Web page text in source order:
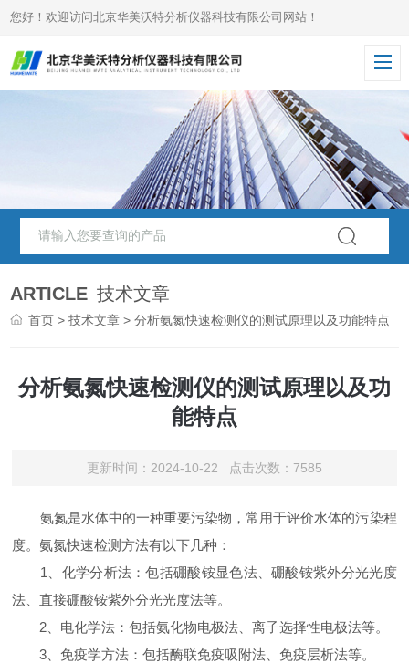
您好！欢迎访问北京华美沃特分析仪器科技有限公司网站！
ARTICLE 技术文章
首页 >技术文章 > 分析氨氮快速检测仪的测试原理以及功能特点
分析氨氮快速检测仪的测试原理以及功
能特点
更新时间：2024-10-22 点击次数：7585
氨氮是水体中的一种重要污染物，常用于评价水体的污染程
度。氨氮快速检测方法有以下几种：
1、化学分析法：包括硼酸铵显色法、硼酸铵紫外分光光度
法、直接硼酸铵紫外分光光度法等。
2、电化学法：包括氨化物电极法、离子选择性电极法等。
3、免疫学方法：包括酶联免疫吸附法、免疫层析法等。